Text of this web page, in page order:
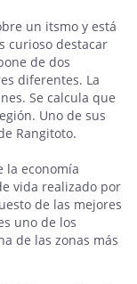
un itsmo y está
curioso destacar
de dos
diferentes. La
Se calcula que
Uno de sus
Rangitoto.
la economía
vida realizado por
de las mejores
uno de los
de las zonas más